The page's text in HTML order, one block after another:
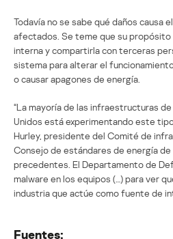
Todavía no se sabe qué daños causa
afectados. Se teme que su
interna y compartirla con terceras
sistema para alterar el
o causar apagones de energía.
“La mayoría de las infraestructuras
Unidos está experimentando este
Hurley, presidente del Comité de
Consejo de estándares de energía de
precedentes. El Departamento de
malware en los equipos (…) para ver
industria que actúe como fuente de
Fuentes: